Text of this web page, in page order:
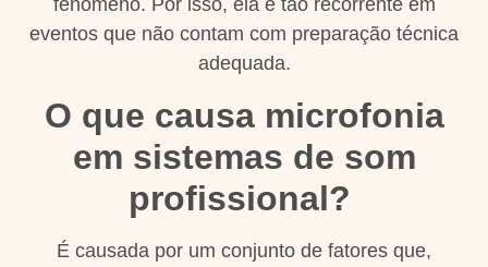
fenômeno. Por isso, ela é tão recorrente em
eventos que não contam com preparação técnica
adequada.
O que causa microfonia
em sistemas de som
profissional?
É causada por um conjunto de fatores que,